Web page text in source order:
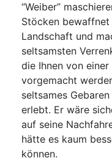
“Weiber”
Stöcken
Landschaft und
seltsamsten
die Ihnen von
vorgemacht
seltsames
erlebt. Er wäre
auf seine
hätte es kaum
können.